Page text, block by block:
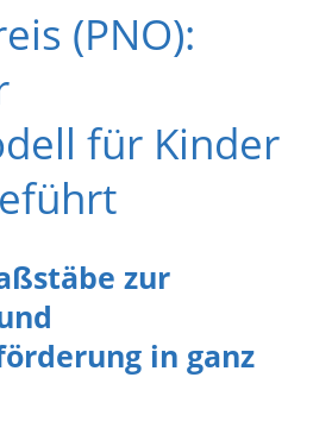
(PNO):
für Kinder
zur
in ganz